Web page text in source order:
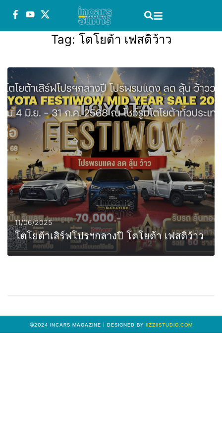
Tag: โตโยต้า เฟสติว้าว
11/06/2025
โตโยต้าเสิร์ฟโปรฯกลางปี โตโยต้า เฟสติว้าว
0
©2024 INCARS MAGAZINE | DESIGNED BY IIZZIISTUDIO.COM